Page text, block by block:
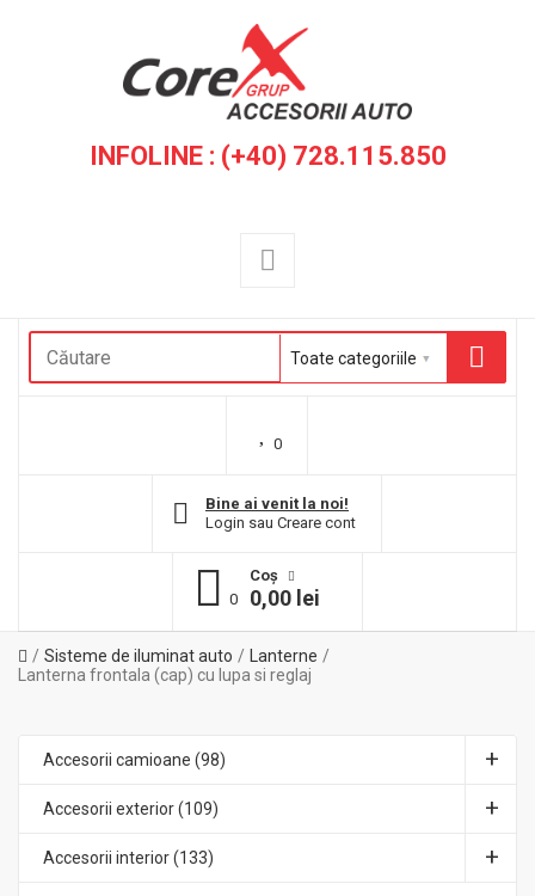
INFOLINE : (+40) 728.115.850
0
Bine ai venit la noi!
Login sau Creare cont
Coş
0
0,00 lei
Sisteme de iluminat auto
Lanterne
Lanterna frontala (cap) cu lupa si reglaj
Accesorii camioane (98)
Accesorii exterior (109)
Accesorii interior (133)